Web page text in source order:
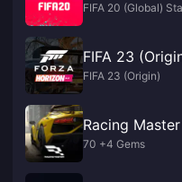
FIFA 20 (Global)
FIFA 23
FIFA 23 (Origin)
Racing
70 +4 Gems